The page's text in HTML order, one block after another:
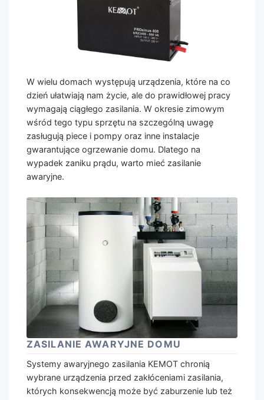
W wielu domach występują urządzenia, które na co
dzień ułatwiają nam życie, ale do prawidłowej pracy
wymagają ciągłego zasilania. W okresie zimowym
wśród tego typu sprzętu na szczególną uwagę
zasługują piece i pompy oraz inne instalacje
gwarantujące ogrzewanie domu. Dlatego na
wypadek zaniku prądu, warto mieć zasilanie
awaryjne.
ZASILANIE AWARYJNE DOMU
Systemy awaryjnego zasilania KEMOT chronią
wybrane urządzenia przed zakłóceniami zasilania,
których konsekwencją może być zaburzenie lub też